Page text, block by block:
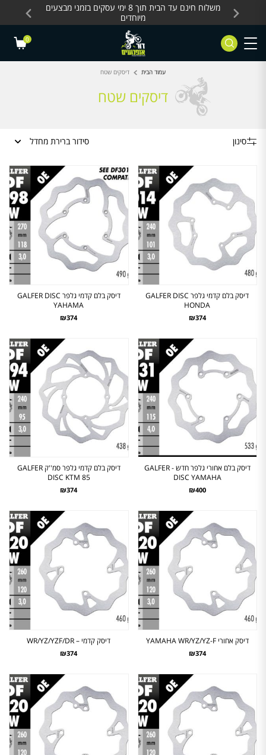
Skip to Content
Contact Us
כלים חשמליים
משלוח חינם עד הבית תוך 8 ימי עסקים בזמני מבצעים
מיוחדים
0
עמוד הבית דיסקים שטח
דיסקים שטח
סינון סידור ברירת מחדל
דיסק בלם קדמי גלפר GALFER DISC
HONDA
₪374
דיסק בלם קדמי גלפר GALFER DISC
YAHAMA
₪374
דיסק בלם אחורי גלפר חדש - GALFER
DISC YAMAHA
₪400
דיסק בלם קדמי גלפר סמ''ק GALFER
DISC KTM 85
₪374
דיסק אחורי YAMAHA WR/YZ/YZ-F
₪374
דיסק קדמי – WR/YZ/YZF/DR
₪374